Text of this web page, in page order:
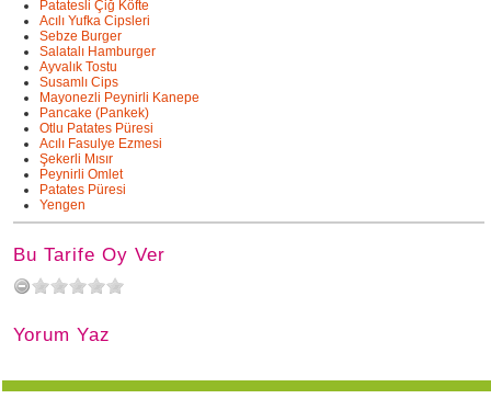
Patatesli Çiğ Köfte
Acılı Yufka Cipsleri
Sebze Burger
Salatalı Hamburger
Ayvalık Tostu
Susamlı Cips
Mayonezli Peynirli Kanepe
Pancake (Pankek)
Otlu Patates Püresi
Acılı Fasulye Ezmesi
Şekerli Mısır
Peynirli Omlet
Patates Püresi
Yengen
Bu Tarife Oy Ver
Yorum Yaz